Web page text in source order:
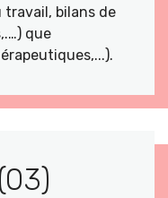
bilans de
que